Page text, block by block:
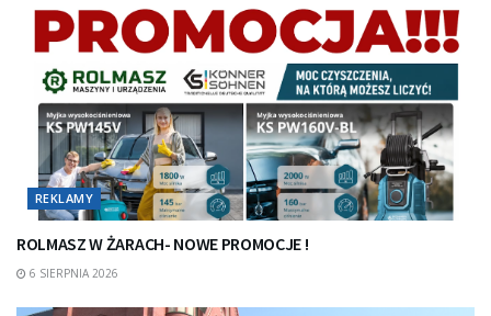
REKLAMY
ROLMASZ W ŻARACH- NOWE PROMOCJE !
6 SIERPNIA 2026